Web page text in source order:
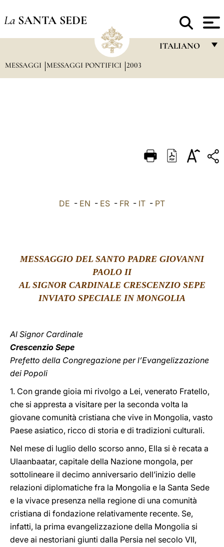
La SANTA SEDE
ITALIANO
DEUTSCH
العربيّة
MESSAGGI MESSAGGI PONTIFICI 2003
DE - EN - ES - FR - IT - PT
MESSAGGIO DEL SANTO PADRE GIOVANNI
PAOLO II
AL SIGNOR CARDINALE CRESCENZIO SEPE
INVIATO SPECIALE IN MONGOLIA
Al Signor Cardinale
Crescenzio Sepe
Prefetto della Congregazione per l’Evangelizzazione
dei Popoli
1. Con grande gioia mi rivolgo a Lei, venerato Fratello,
che si appresta a visitare per la seconda volta la
giovane comunità cristiana che vive in Mongolia, vasto
Paese asiatico, ricco di storia e di tradizioni culturali.
Nel mese di luglio dello scorso anno, Ella si è recata a
Ulaanbaatar, capitale della Nazione mongola, per
sottolineare il decimo anniversario dell’inizio delle
relazioni diplomatiche fra la Mongolia e la Santa Sede
e la vivace presenza nella regione di una comunità
cristiana di fondazione relativamente recente. Se,
infatti, la prima evangelizzazione della Mongolia si
deve ai nestoriani giunti dalla Persia nel secolo VII,